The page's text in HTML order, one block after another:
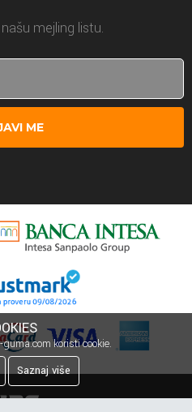
mejling listu.
ME
koristi cookie.
Saznaj više